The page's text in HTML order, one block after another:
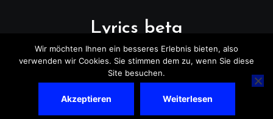
Lyrics beta
Wir möchten Ihnen ein besseres Erlebnis bieten, also
verwenden wir Cookies. Sie stimmen dem zu, wenn Sie diese
Site besuchen.
Akzeptieren Weiterlesen